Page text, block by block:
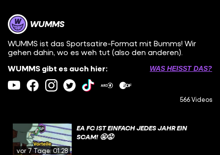
WUMMS
WUMMS ist das Sportsatire-Format mit Bumms! Wir
gehen dahin, wo es weh tut (also den anderen).
WUMMS gibt es auch hier:
WAS HEISST DAS?
566 Videos
vor 7 Tagen01:28
EA FC IST EINFACH JEDES JAHR EIN
SCAM! 🤬😡